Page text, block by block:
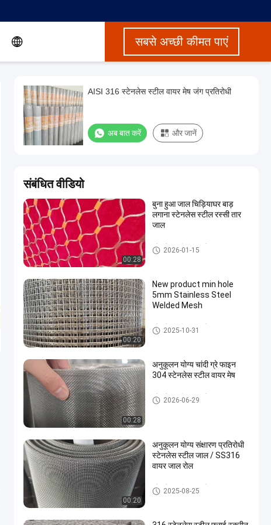
सबसे अच्छी कीमत पाएं
AISI 316 स्टेनलेस स्टील वायर मेष जंग प्रतिरोधी
अब बात करें और जानें
संबंधित वीडियो
00:28
बुना हुआ जाल चिड़ियाघर बाड़
लगाना स्टेनलेस स्टील रस्सी तार
जाल
स्टेनलेस स्टील वायर मेष
2026-01-15
00:20
New product min hole
5mm Stainless Steel
Welded Mesh
स्टेनलेस स्टील वायर मेष
2025-10-31
00:28
अनुकूलन योग्य चांदी ग्रे फाइन
304 स्टेनलेस स्टील वायर मेष
स्टेनलेस स्टील वायर मेष
2026-06-29
00:20
अनुकूलन योग्य संक्षारण प्रतिरोधी
स्टेनलेस स्टील जाल / SS316
वायर जाल रोल
स्टेनलेस स्टील वायर मेष
2025-08-25